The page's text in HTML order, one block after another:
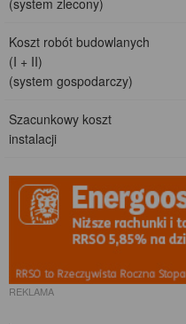
Koszt robót budowlanych
(I + II)
(system gospodarczy)
Szacunkowy koszt
instalacji
REKLAMA